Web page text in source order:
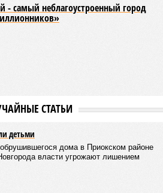
- самый неблагоустроенный город
СТАТЬИ
детьми
дома в Приокском районе
власти угрожают лишением